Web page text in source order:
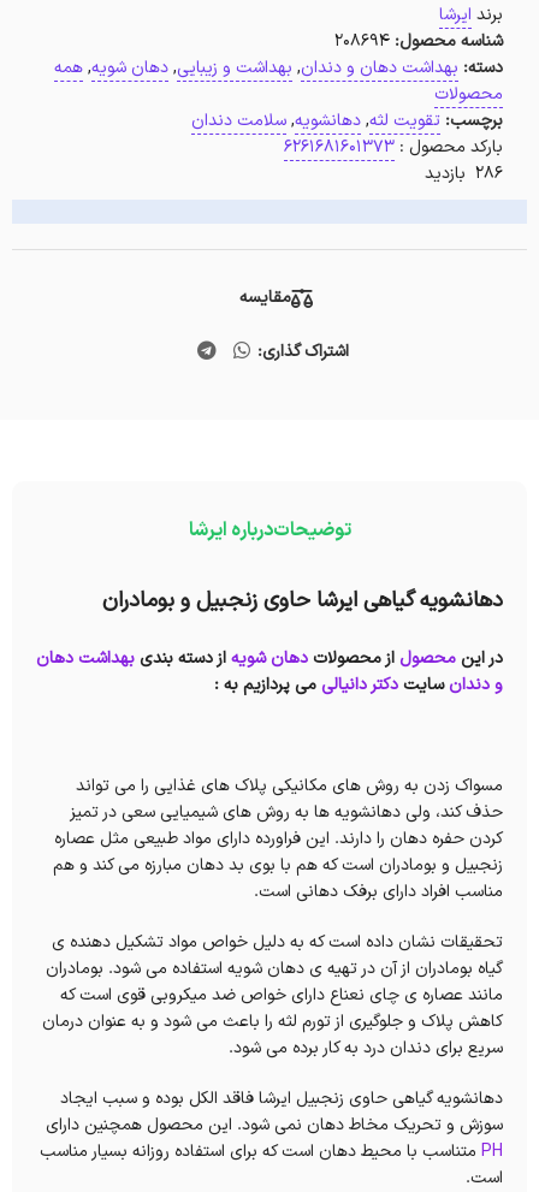
برند ایرشا
شناسه محصول: 208694
دسته: بهداشت دهان و دندان, بهداشت و زیبایی,دهان شویه,همه
محصولات
برچسب: تقویت لثه,دهانشویه,سلامت دندان
بارکد محصول : 6261681601373
286 بازدید
مقایسه
اشتراک گذاری:
توضیحاتدرباره ایرشا
دهانشویه گیاهی ایرشا حاوی زنجبیل و بومادران
در این محصول از محصولات دهان شویهاز دسته بندی بهداشت دهان
و دندانسایتدکتر دانیالیمی پردازیم به :
مسواک زدن به روش های مکانیکی پلاک های غذایی را می تواند
حذف کند، ولی دهانشویه ها به روش های شیمیایی سعی در تمیز
کردن حفره دهان را دارند. این فراورده دارای مواد طبیعی مثل عصاره
زنجبیل و بومادران است که هم با بوی بد دهان مبارزه می کند و هم
مناسب افراد دارای برفک دهانی است.
تحقیقات نشان داده است که به دلیل خواص مواد تشکیل دهنده ی
گیاه بومادران از آن در تهیه ی دهان شویه استفاده می شود. بومادران
مانند عصاره ی چای نعناع دارای خواص ضد میکروبی قوی است که
کاهش پلاک و جلوگیری از تورم لثه را باعث می شود و به عنوان درمان
سریع برای دندان درد به کار برده می شود.
دهانشویه گیاهی حاوی زنجبیل ایرشا فاقد الکل بوده و سبب ایجاد
سوزش و تحریک مخاط دهان نمی شود. این محصول همچنین دارای
PH متناسب با محیط دهان است که برای استفاده روزانه بسیار مناسب
است.